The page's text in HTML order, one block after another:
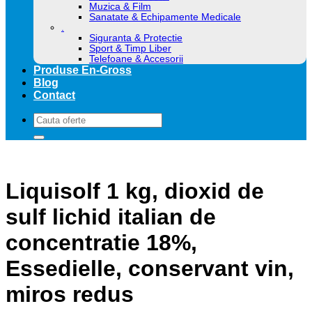
Muzica & Film
Sanatate & Echipamente Medicale
.
Siguranta & Protectie
Sport & Timp Liber
Telefoane & Accesorii
Produse En-Gross
Blog
Contact
Caută
după:
Liquisolf 1 kg, dioxid de
sulf lichid italian de
concentratie 18%,
Essedielle, conservant vin,
miros redus